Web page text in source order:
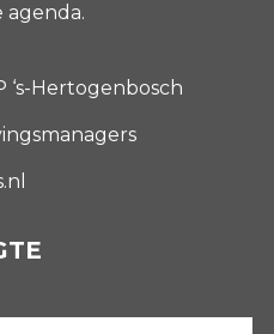
agenda.
‘s-Hertogenbosch